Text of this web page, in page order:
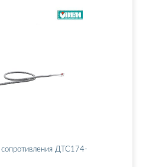
со­про­тив­ле­ния ДТ­С174-